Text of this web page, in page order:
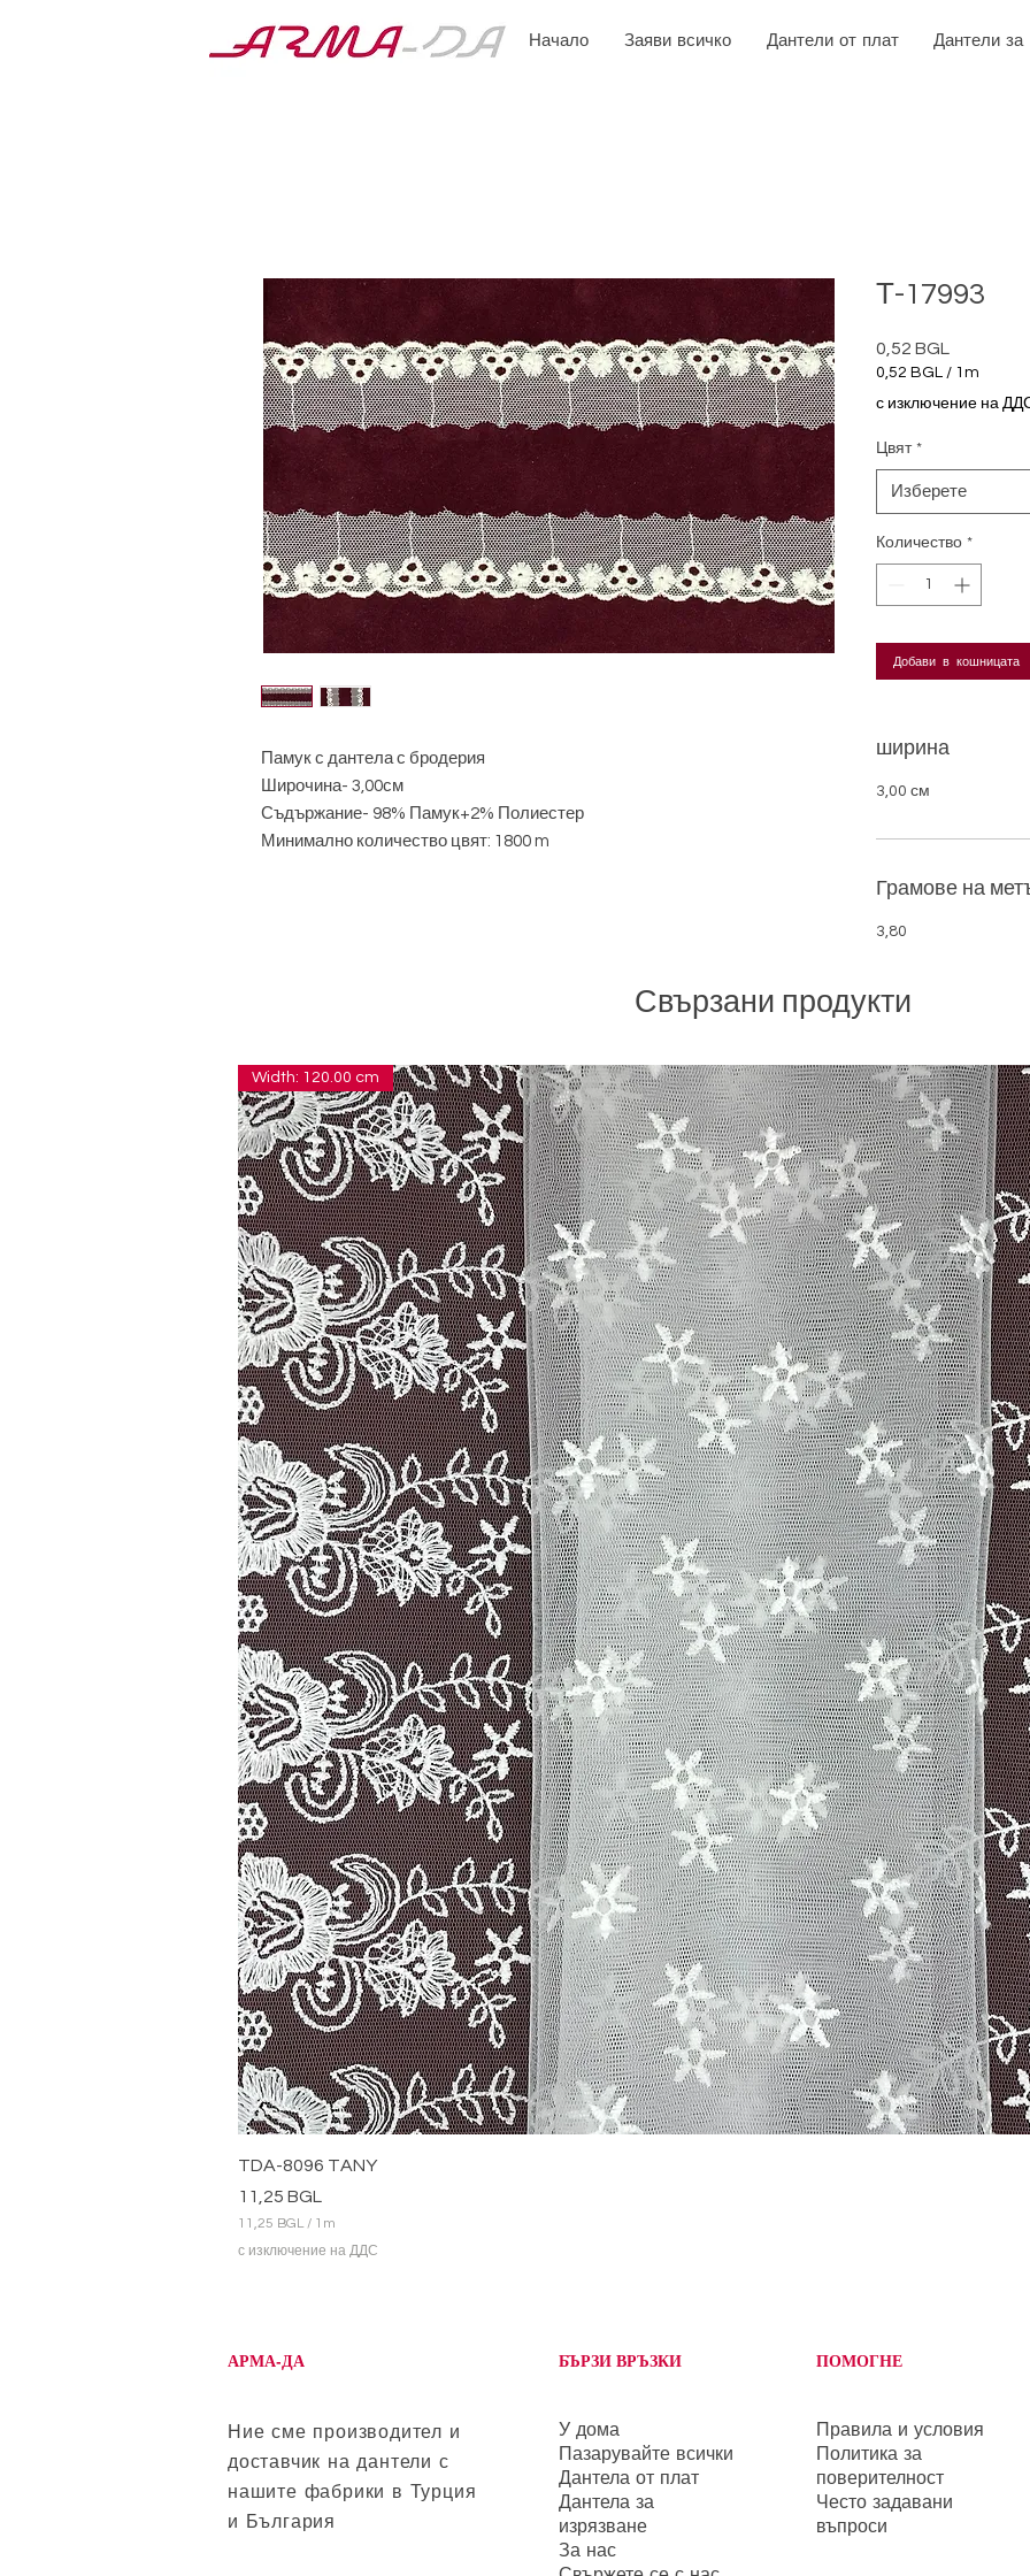
Начало Заяви всичко Дантели от плат Дантели за
Памук с дантела с бродерия
Широчина- 3,00см
Съдържание- 98% Памук+2% Полиестер
Минимално количество цвят: 1800 m
Т-17993
0,52 BGL
0,52 BGL / 1m
1
Метър
с изключение на
Цвят *
Изберете
Количество *
Добави в кошницата
ширина
3,00 см
Грамове на
3,80
Свързани продукти
Width: 120.00 cm
TDA-8096 TANY
Цена
11,25 BGL
11,25 BGL / 1m
1
G
а
М
т
с изключение на ДДС
АРМА-ДА
Ние сме производител и
доставчик на дантели с
нашите фабрики в Турция
и България
БЪРЗИ ВРЪЗКИ
У дома
Пазарувайте всички
Дантела от плат
Дантела за
изрязване
За нас
ПОМОГНЕ
Правила и условия
Политика за
поверителност
Често задавани
въпроси